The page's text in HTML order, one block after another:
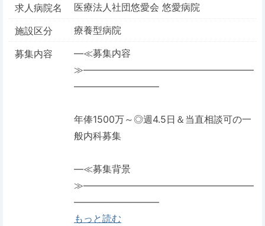
求人病院名
医療法人社団悠愛会 悠愛病院
施設区分
療養型病院
募集内容
―≪募集内容
≫――――――――――――――――――
―――――――――
年俸1500万～◎週4.5日＆当直相談可の一
般内科募集
―≪募集背景
≫――――――――――――――――――
―――――――――
もっと読む